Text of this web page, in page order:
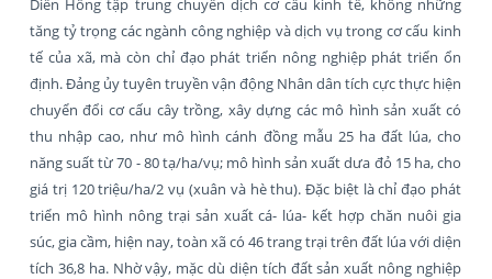
tăng tỷ trọng các ngành công nghiệp và dịch vụ trong cơ cấu kinh
tế của xã, mà còn chỉ đạo phát triển nông nghiệp phát triển ổn
định. Đảng ủy tuyên truyền vận động Nhân dân tích cực thực hiện
chuyển đổi cơ cấu cây trồng, xây dựng các mô hình sản xuất có
thu nhập cao, như mô hình cánh đồng mẫu 25 ha đất lúa, cho
năng suất từ 70 - 80 tạ/ha/vụ; mô hình sản xuất dưa đỏ 15 ha, cho
giá trị 120 triệu/ha/2 vụ (xuân và hè thu). Đặc biệt là chỉ đạo phát
triển mô hình nông trại sản xuất cá- lúa- kết hợp chăn nuôi gia
súc, gia cầm, hiện nay, toàn xã có 46 trang trại trên đất lúa với diện
tích 36,8 ha. Nhờ vậy, mặc dù diện tích đất sản xuất nông nghiệp